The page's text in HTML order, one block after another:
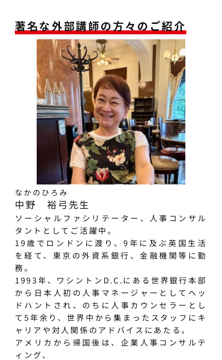
著名な外部講師の方々のご紹介
中野 裕弓
なかのひろみ
先生
ソーシャルファシリテーター、人事コンサル
タントとしてご活躍中。
19歳でロンドンに渡り、9年に及ぶ英国生活
を経て、東京の外資系銀行、金融機関等に勤
務。
1993年、ワシントンD.C.にある世界銀行本部
から日本人初の人事マネージャーとしてヘッ
ドハントされ、のちに人事カウンセラーとし
て5年余り、世界中から集まったスタッフにキ
ャリアや対人関係のアドバイスにあたる。
アメリカから帰国後は、企業人事コンサルテ
ィング、